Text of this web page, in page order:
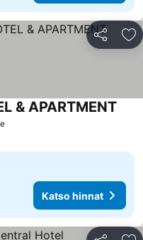
Jaa
& APARTMENT
Katso hinnat